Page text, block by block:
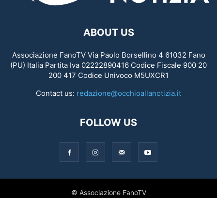
ABOUT US
Associazione FanoTV Via Paolo Borsellino 4 61032 Fano
(PU) Italia Partita Iva 02222890416 Codice Fiscale 900 20
200 417 Codice Univoco M5UXCR1
Contact us: redazione@occhioallanotizia.it
FOLLOW US
© Associazione FanoTV